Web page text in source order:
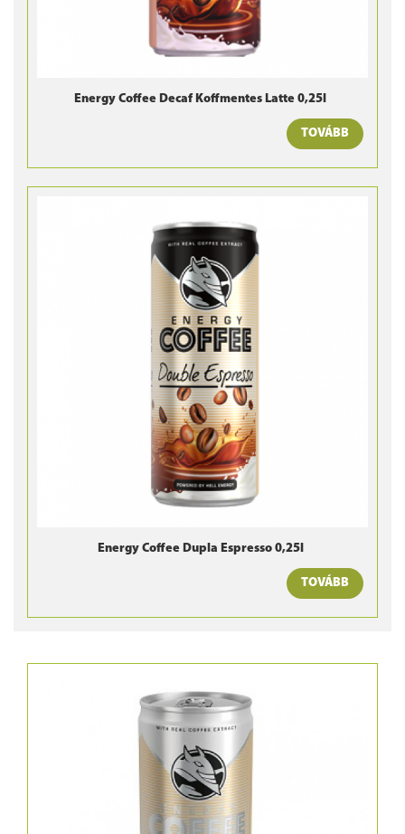
Energy Coffee Decaf Koffmentes Latte 0,25l
TOVÁBB
Energy Coffee Dupla Espresso 0,25l
TOVÁBB